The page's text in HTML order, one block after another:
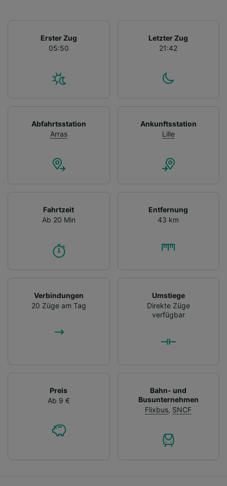
Erster Zug
05:50
Letzter Zug
21:42
Abfahrtsstation
Arras
Ankunftsstation
Lille
Fahrtzeit
Ab 20 Min
Entfernung
43 km
Verbindungen
20 Züge am Tag
Umstiege
Direkte Züge
verfügbar
Preis
Ab 9 €
Bahn- und
Busunternehmen
Flixbus, SNCF